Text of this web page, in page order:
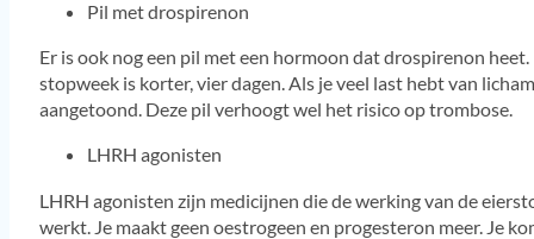
Pil met drospirenon
Er is ook nog een pil met een hormoon dat drospirenon
stopweek is korter, vier dagen. Als je veel last hebt van
aangetoond. Deze pil verhoogt wel het risico op trombose.
LHRH agonisten
LHRH agonisten zijn medicijnen die de werking van de
werkt. Je maakt geen oestrogeen en progesteron meer. Je